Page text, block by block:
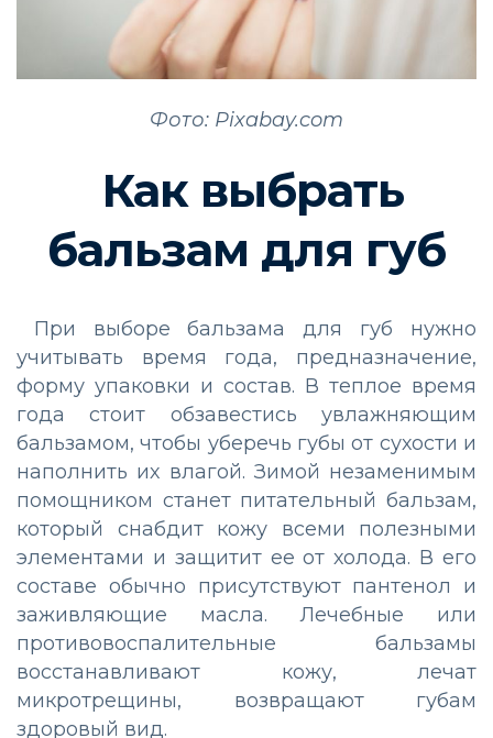
Фото: Pixabay.com
Как выбрать
бальзам для губ
При выборе бальзама для губ нужно
учитывать время года, предназначение,
форму упаковки и состав. В теплое время
года стоит обзавестись увлажняющим
бальзамом, чтобы уберечь губы от сухости и
наполнить их влагой. Зимой незаменимым
помощником станет питательный бальзам,
который снабдит кожу всеми полезными
элементами и защитит ее от холода. В его
составе обычно присутствуют пантенол и
заживляющие масла. Лечебные или
противовоспалительные бальзамы
восстанавливают кожу, лечат
микротрещины, возвращают губам
здоровый вид.